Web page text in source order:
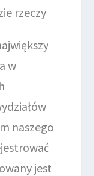
rzeczy
w
naszego
jest